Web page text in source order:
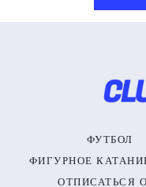
ФУТБОЛ
ФИГУРНОЕ
ОТПИСАТЬСЯ